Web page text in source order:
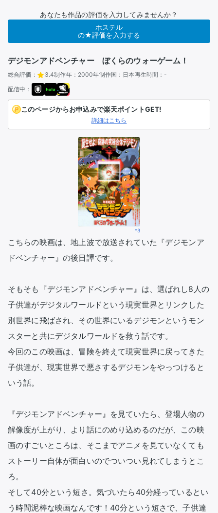
あなたも作品の評価を入力してみませんか？
ホステル
の★評価を入力する
デジモンアドベンチャー ぼくらのウォーゲーム！
総合評価： 3.4制作年： 2000年制作国： 日本再生時間： -
配信中：
このページからお申込みで楽天ポイントGET!
詳細はこちら
*3
こちらの映画は、地上波で放送されていた『デジモンア
ドベンチャー』の後日譚です。
そもそも『デジモンアドベンチャー』は、選ばれし8人の
子供達がデジタルワールドという現実世界とリンクした
別世界に飛ばされ、その世界にいるデジモンというモン
スターと共にデジタルワールドを救う話です。
今回のこの映画は、冒険を終えて現実世界に戻ってきた
子供達が、現実世界で悪さするデジモンをやっつけると
いう話。
『デジモンアドベンチャー』を見ていたら、登場人物の
解像度が上がり、より話にのめり込めるのだが、この映
画のすごいところは、そこまでアニメを見ていなくても
ストーリー自体が面白いのでついつい見れてしまうとこ
ろ。
そして40分という短さ。気づいたら40分経っているとい
う時間泥棒な映画なんです！40分という短さで、子供達